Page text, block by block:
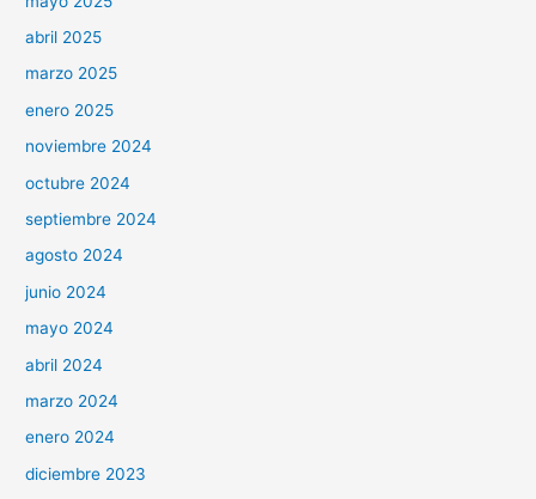
abril 2025
marzo 2025
enero 2025
noviembre 2024
octubre 2024
septiembre 2024
agosto 2024
junio 2024
mayo 2024
abril 2024
marzo 2024
enero 2024
diciembre 2023